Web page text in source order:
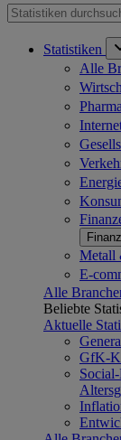
Statistiken
Alle
Metall
E-
Alle
Beliebte
Aktuelle
GfK-